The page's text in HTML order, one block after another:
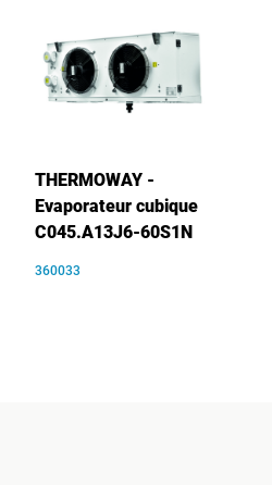
THERMOWAY -
Evaporateur cubique
C045.A13J6-60S1N
360033